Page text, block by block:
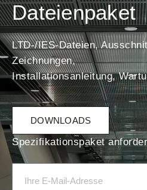
Dateienpaket
LTD-/IES-Dateien,
Zeichnungen,
Installationsanleitung,
DOWNLOADS
Spezifikationspaket